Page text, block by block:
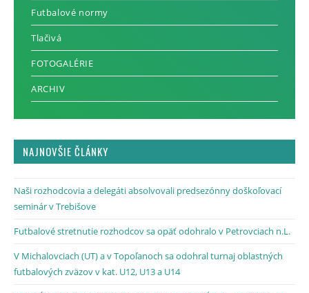
Futbalové normy
Tlačivá
FOTOGALÉRIE
ARCHIV
NAJNOVŠIE ČLÁNKY
Naši rozhodcovia a delegáti absolvovali predsezónny doškoľovací
seminár v Trebišove
Futbalové stretnutie rozhodcov sa opäť odohralo v Petrovciach n.L.
V Michalovciach (UT) a v Topoľanoch sa odohral turnaj oblastných
futbalových zväzov v kat. U12, U13 a U14